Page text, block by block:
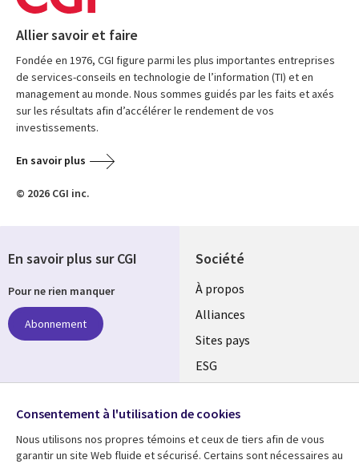
Allier savoir et faire
Fondée en 1976, CGI figure parmi les plus importantes entreprises
de services-conseils en technologie de l’information (TI) et en
management au monde. Nous sommes guidés par les faits et axés
sur les résultats afin d’accélérer le rendement de vos
investissements.
En savoir plus
© 2026 CGI inc.
Société
À propos
Alliances
Sites pays
ESG
Fusions
Salle de presse
En savoir plus sur CGI
Pour ne rien manquer
Abonnement
Suivez-nous
Social
Media
Consentement à l'utilisation de cookies
Nous utilisons nos propres témoins et ceux de tiers afin de vous
garantir un site Web fluide et sécurisé. Certains sont nécessaires au